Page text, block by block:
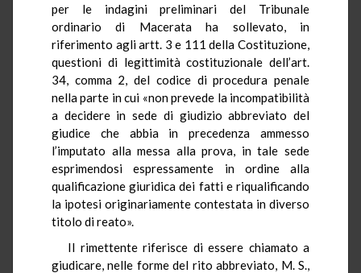
per le indagini preliminari del Tribunale
ordinario di Macerata ha sollevato, in
riferimento agli artt. 3 e 111 della Costituzione,
questioni di legittimità costituzionale dell’art.
34, comma 2, del codice di procedura penale
nella parte in cui «non prevede la incompatibilità
a decidere in sede di giudizio abbreviato del
giudice che abbia in precedenza ammesso
l’imputato alla messa alla prova, in tale sede
esprimendosi espressamente in ordine alla
qualificazione giuridica dei fatti e riqualificando
la ipotesi originariamente contestata in diverso
titolo di reato».
Il rimettente riferisce di essere chiamato a
giudicare, nelle forme del rito abbreviato, M. S.,